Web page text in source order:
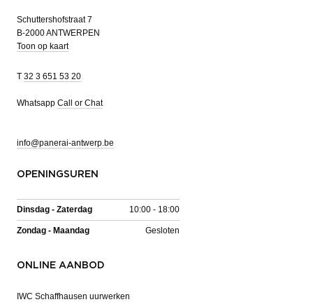
Schuttershofstraat 7
B-2000 ANTWERPEN
Toon op kaart
T 32 3 651 53 20
Whatsapp Call or Chat
info@panerai-antwerp.be
OPENINGSUREN
Dinsdag - Zaterdag 10:00 - 18:00
Zondag - Maandag Gesloten
ONLINE AANBOD
IWC Schaffhausen uurwerken